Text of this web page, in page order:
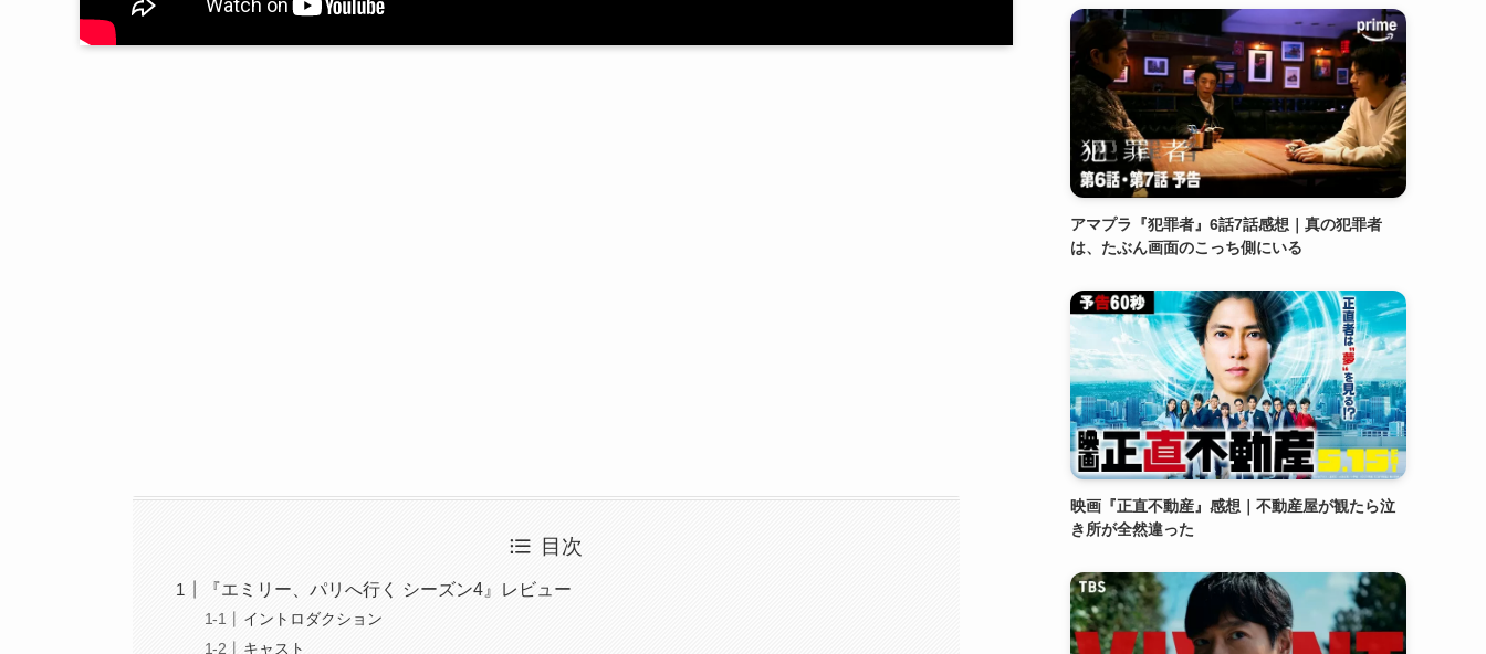
目次
『エミリー、パリへ行く シーズン4』レビュー
イントロダクション
キャスト
アマプラ『犯罪者』6話7話感想｜真の犯罪者
は、たぶん画面のこっち側にいる
映画『正直不動産』感想｜不動産屋が観たら泣
き所が全然違った